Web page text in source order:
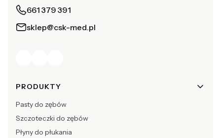
661 379 391
sklep@csk-med.pl
Linki w stopce
PRODUKTY
Pasty do zębów
Szczoteczki do zębów
Płyny do płukania